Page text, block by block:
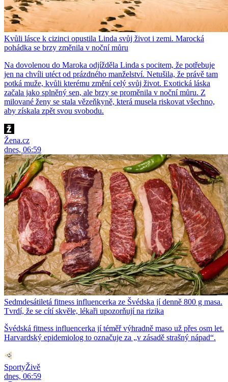
Kvůli lásce k cizinci opustila Linda svůj život i zemi. Marocká
pohádka se brzy změnila v noční můru
Na dovolenou do Maroka odjížděla Linda s pocitem, že potřebuje
jen na chvíli utéct od prázdného manželství. Netušila, že právě tam
potká muže, kvůli kterému změní celý svůj život. Exotická láska
začala jako splněný sen, ale brzy se proměnila v noční můru. Z
milované ženy se stala vězeňkyně, která musela riskovat všechno,
aby získala zpět svou svobodu.
Žena.cz
dnes, 06:59
Sedmdesátiletá fitness influencerka ze Švédska jí denně 800 g masa.
Tvrdí, že se cítí skvěle, lékaři upozorňují na rizika
Švédská fitness influencerka jí téměř výhradně maso už přes osm let.
Harvardský epidemiolog to označuje za „v zásadě strašný nápad“.
SportyŽivě
dnes, 06:59